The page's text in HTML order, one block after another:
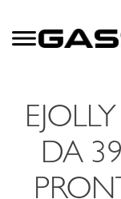
DA